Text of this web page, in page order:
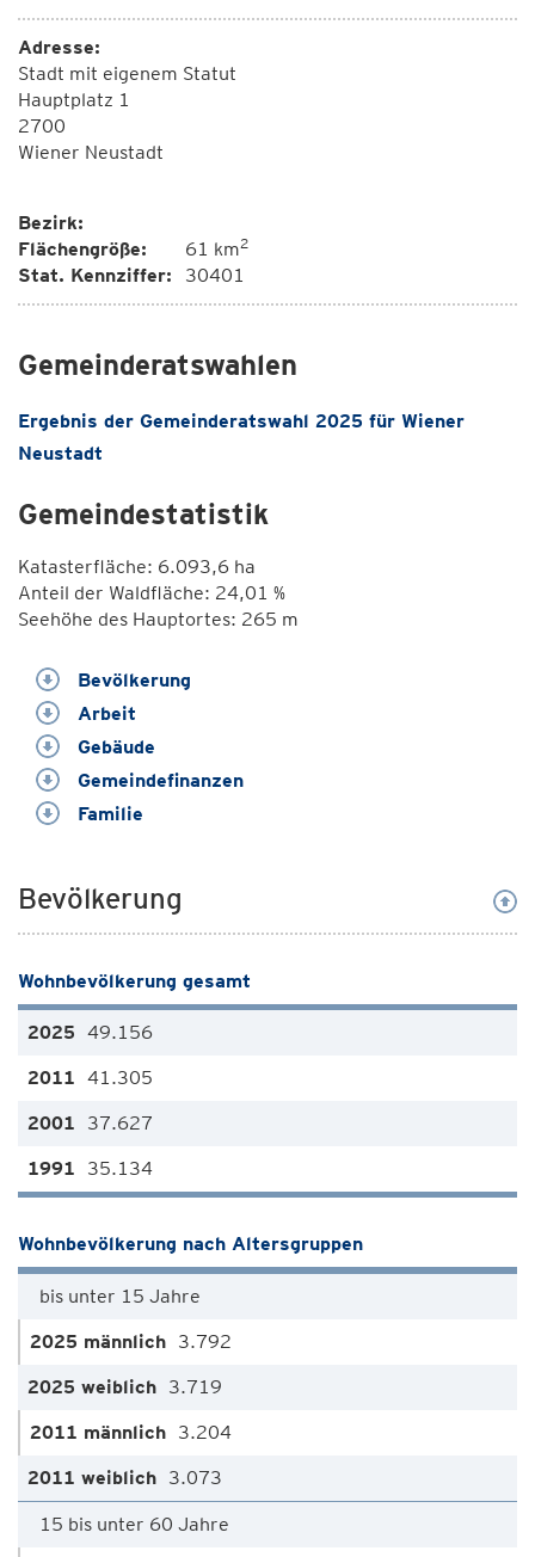
Adresse:
Stadt mit eigenem Statut
Hauptplatz 1
2700
Wiener Neustadt
Bezirk:
Flächengröße:
61 km2
Stat. Kennziffer: 30401
Gemeinderatswahlen
Ergebnis der Gemeinderatswahl 2025 für Wiener
Neustadt
Gemeindestatistik
Katasterfläche: 6.093,6 ha
Anteil der Waldfläche: 24,01 %
Seehöhe des Hauptortes: 265 m
Bevölkerung
Arbeit
Gebäude
Gemeindefinanzen
Familie
Bevölkerung
Wohnbevölkerung gesamt
49.156
41.305
37.627
35.134
Wohnbevölkerung nach Altersgruppen
bis unter 15 Jahre
3.792
3.719
3.204
3.073
15 bis unter 60 Jahre